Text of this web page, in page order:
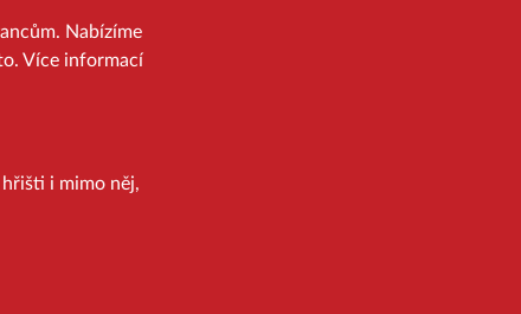
Nabízíme
Více informací
hřišti i mimo něj,